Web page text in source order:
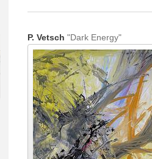
P. Vetsch "Dark Energy"